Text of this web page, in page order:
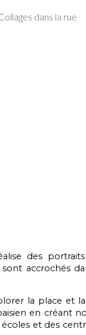
to navigation
dans la rue
des
accrochés
la place et
en créant
et des